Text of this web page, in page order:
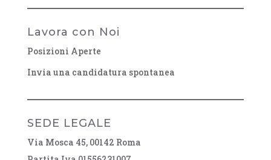
Lavora con Noi
Posizioni Aperte
Invia una candidatura spontanea
SEDE LEGALE
Via Mosca 45, 00142 Roma